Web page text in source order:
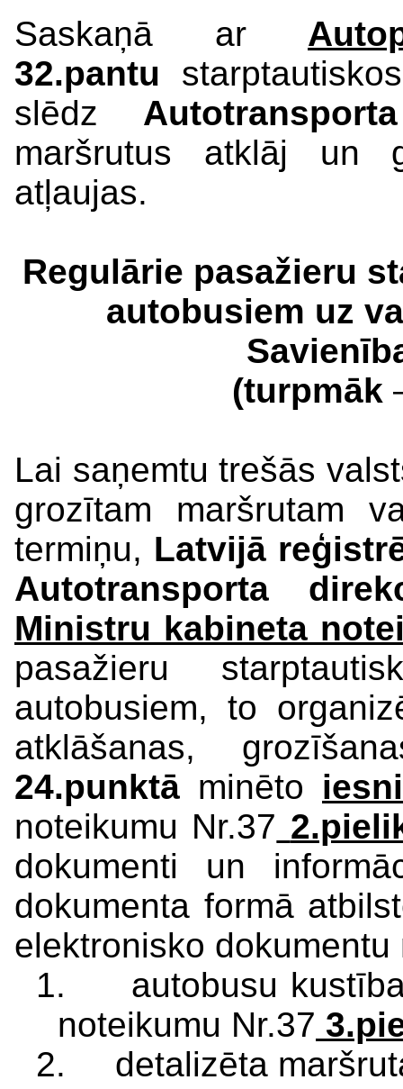
Saskaņā ar
32.pantu
slēdz
maršrutus atklāj un
atļaujas.
Regulārie pasažieru
autobusiem uz
(turpmāk
Lai saņemtu trešās
grozītam maršrutam
termiņu, Latvijā
Autotransporta
Ministru kabineta
pasažieru
autobusiem, to
atklāšanas,
24.punktā minēto
noteikumu Nr.37
dokumenti un
dokumenta formā
elektronisko dokumentu
1. autobusu
noteikumu Nr.37
2. detalizēta